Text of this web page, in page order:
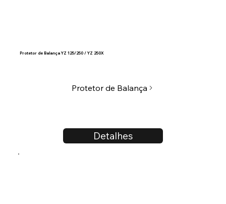
Protetor de Balança YZ 125/250 / YZ 250X
Detalhes
Protetor de Balança